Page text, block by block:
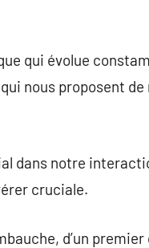
qui évolue
nous proposent
dans notre
cruciale.
d’un